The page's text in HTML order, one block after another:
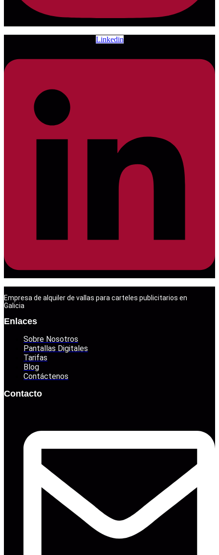
Linkedin
Empresa de alquiler de vallas para carteles publicitarios en
Galicia
Enlaces
Sobre Nosotros
Pantallas Digitales
Tarifas
Blog
Contáctenos
Contacto